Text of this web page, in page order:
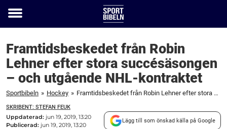
Toggle
Framtidsbeskedet från Robin
Lehner efter stora succésäsongen
– och utgående NHL-kontraktet
Sportbibeln » Hockey » Framtidsbeskedet från Robin Lehner efter stora succésäsongen – och utgående NHL-kontraktet
SKRIBENT: STEFAN FEUK
Uppdaterad: jun 19, 2019, 13:20
Publicerad: jun 19, 2019, 13:20
Lägg till som önskad källa på Google